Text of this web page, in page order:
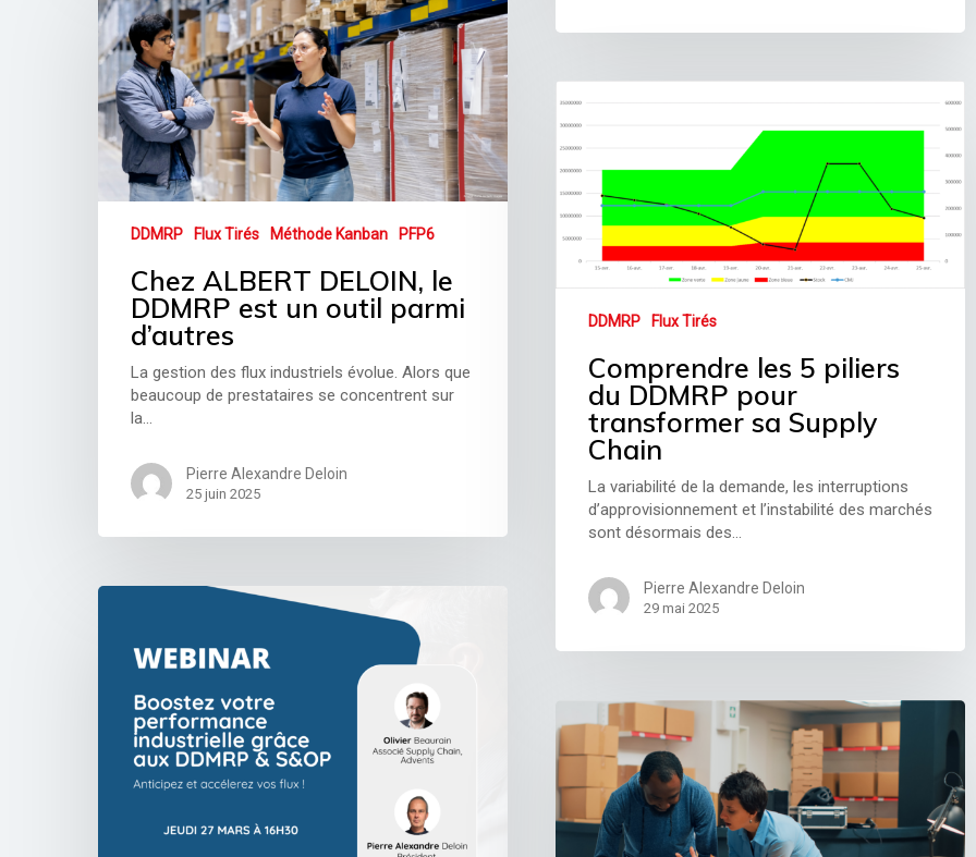
DDMRP Flux Tirés Méthode Kanban PFP6
Chez ALBERT DELOIN, le
DDMRP est un outil parmi
d’autres
La gestion des flux industriels évolue. Alors que
beaucoup de prestataires se concentrent sur
la…
Pierre Alexandre Deloin
25 juin 2025
DDMRP Flux Tirés
Comprendre les 5 piliers
du DDMRP pour
transformer sa Supply
Chain
La variabilité de la demande, les interruptions
d’approvisionnement et l’instabilité des marchés
sont désormais des…
Pierre Alexandre Deloin
29 mai 2025